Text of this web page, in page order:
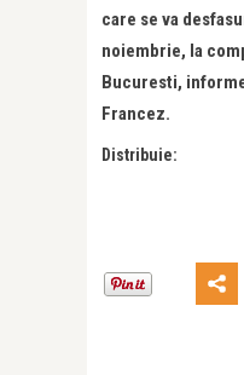
care se va
noiembrie, la
Bucuresti,
Francez.
Distribuie: